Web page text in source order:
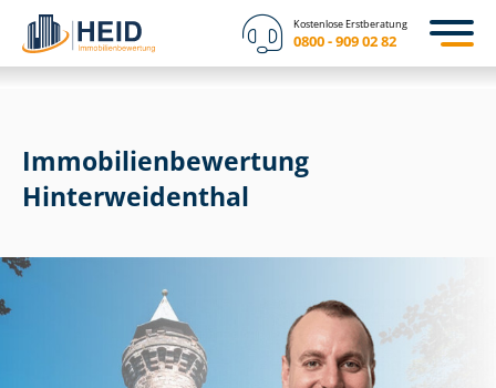
Kostenlose Erstberatung
0800 - 909 02 82
Immobilien­bewertung
Hin­ter­wei­den­thal